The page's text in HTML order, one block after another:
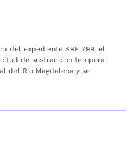
del expediente SRF 799, el
de sustracción temporal
del Rio Magdalena y se